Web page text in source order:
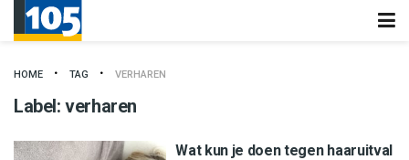
HOME TAG VERHAREN
Label:verharen
Wat kun je doen tegen haaruitval